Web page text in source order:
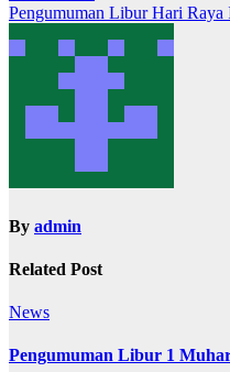
pos
Pengumuman Libur Hari
By admin
Related Post
News
Pengumuman Libur 1